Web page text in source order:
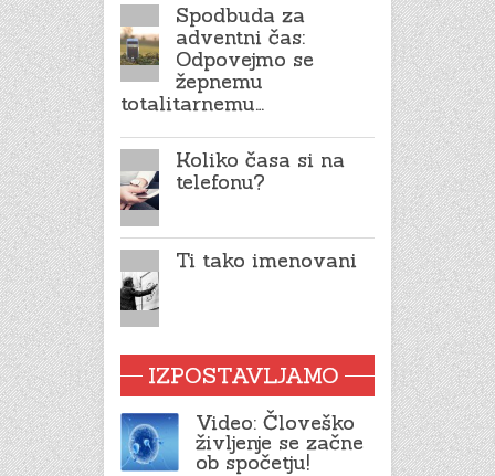
Spodbuda za
adventni čas:
Odpovejmo se
žepnemu
totalitarnemu…
Koliko časa si na
telefonu?
Ti tako imenovani
IZPOSTAVLJAMO
Video: Človeško
življenje se začne
ob spočetju!